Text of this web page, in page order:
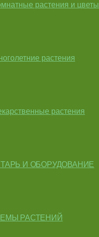
растения и цветы
растения
растения
И ОБОРУДОВАНИЕ
РАСТЕНИЙ